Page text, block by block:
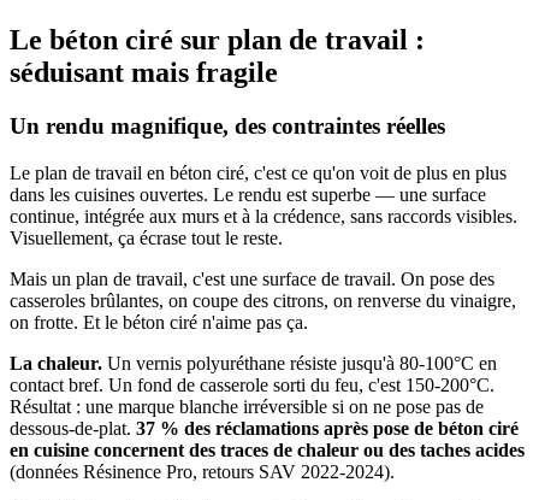
Le béton ciré sur plan de travail :
séduisant mais fragile
Un rendu magnifique, des contraintes réelles
Le plan de travail en béton ciré, c'est ce qu'on voit de plus en plus
dans les cuisines ouvertes. Le rendu est superbe — une surface
continue, intégrée aux murs et à la crédence, sans raccords visibles.
Visuellement, ça écrase tout le reste.
Mais un plan de travail, c'est une surface de travail. On pose des
casseroles brûlantes, on coupe des citrons, on renverse du vinaigre,
on frotte. Et le béton ciré n'aime pas ça.
La chaleur. Un vernis polyuréthane résiste jusqu'à 80-100°C en
contact bref. Un fond de casserole sorti du feu, c'est 150-200°C.
Résultat : une marque blanche irréversible si on ne pose pas de
dessous-de-plat. 37 % des réclamations après pose de béton ciré
en cuisine concernent des traces de chaleur ou des taches acides
(données Résinence Pro, retours SAV 2022-2024).